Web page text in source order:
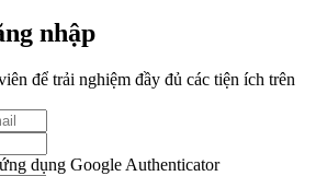
nhập
để trải nghiệm đầy đủ các tiện ích trên
dụng Google Authenticator